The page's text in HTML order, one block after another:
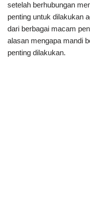
setelah berhubungan
penting untuk dilakukan
dari berbagai macam
alasan mengapa mandi
penting dilakukan.